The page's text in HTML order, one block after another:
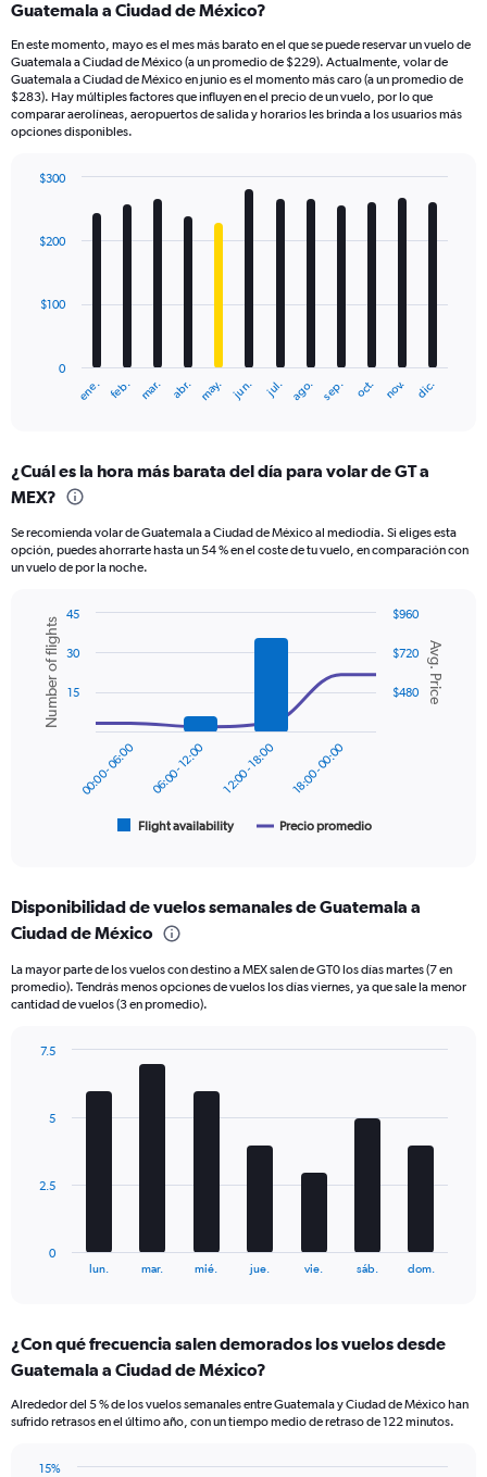
Guatemala a Ciudad de México?
En este momento, mayo es el mes más barato en el que se puede reservar un vuelo de
Guatemala a Ciudad de México (a un promedio de $229). Actualmente, volar de
Guatemala a Ciudad de México en junio es el momento más caro (a un promedio de
$283). Hay múltiples factores que influyen en el precio de un vuelo, por lo que
comparar aerolíneas, aeropuertos de salida y horarios les brinda a los usuarios más
opciones disponibles.
with
12
The
Range:
12
The
chart
axis
displaying
values.
Range:
ene. feb. mar. abr. may. jun. jul. ago. sep. oct. nov. dic.
0
$100
$200
$300
¿Cuál es la hora más barata del día para volar de GT a
MEX?
Se recomienda volar de Guatemala a Ciudad de México al mediodía. Si eliges esta
opción, puedes ahorrarte hasta un 54 % en el coste de tu vuelo, en comparación con
un vuelo de por la noche.
Combination
chart
with
data
series.
categories.
Range:
categories.
The
chart
displaying
and
Chart
graphic.
Avg. Price
Number of flights
Flight availability Precio promedio
00:00 - 06:00 06:00 - 12:00 12:00 - 18:00 18:00 - 00:00
$480
$720
$960
15
30
45
Disponibilidad de vuelos semanales de Guatemala a
Ciudad de México
La mayor parte de los vuelos con destino a MEX salen de GT0 los días martes (7 en
promedio). Tendrás menos opciones de vuelos los días viernes, ya que sale la menor
cantidad de vuelos (3 en promedio).
The
Range:
7
The
chart
lun. mar. mié. jue. vie. sáb. dom.
0
2.5
5
7.5
¿Con qué frecuencia salen demorados los vuelos desde
Guatemala a Ciudad de México?
Alrededor del 5 % de los vuelos semanales entre Guatemala y Ciudad de México han
sufrido retrasos en el último año, con un tiempo medio de retraso de 122 minutos.
15%